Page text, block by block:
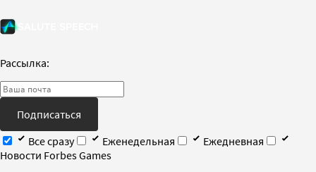
Рассылка:
Подписаться
Все сразу
Еженедельная
Ежедневная
Новости Forbes Games